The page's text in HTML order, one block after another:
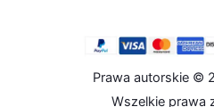
Prawa autorskie ©
Wszelkie prawa